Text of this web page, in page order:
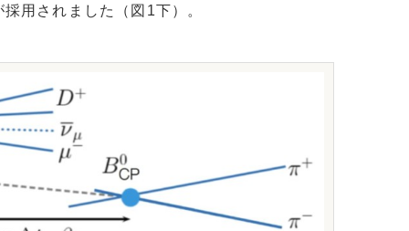
用されました（図1下）。